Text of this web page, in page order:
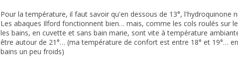
Pour la température, il faut savoir qu'en dessous de 13°, l'hydroquinone
Les abaques Ilford fonctionnent bien… mais, comme les cols roulés sur
les bains, en cuvette et sans bain marie, sont vite à température
être autour de 21°… (ma température de confort est entre 18° et 19°…
bains un peu froids)